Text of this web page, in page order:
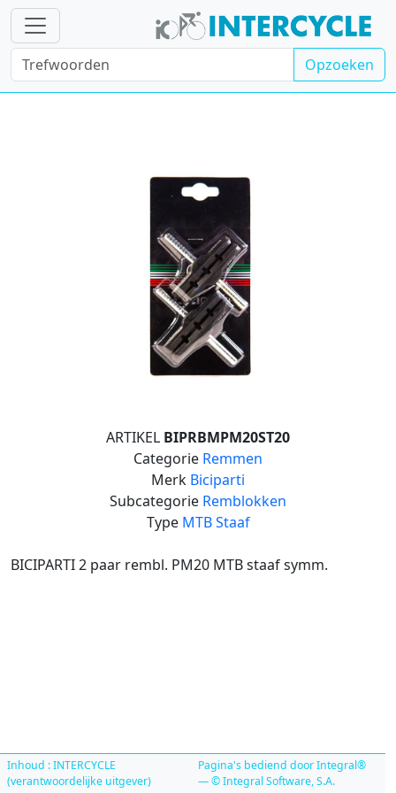
Opzoeken
ARTIKEL BIPRBMPM20ST20
Categorie Remmen
Merk Biciparti
Subcategorie Remblokken
Type MTB Staaf
BICIPARTI 2 paar rembl. PM20 MTB staaf symm.
Inhoud : INTERCYCLE
(verantwoordelijke uitgever)
Pagina's bediend door Integral®
— © Integral Software, S.A.